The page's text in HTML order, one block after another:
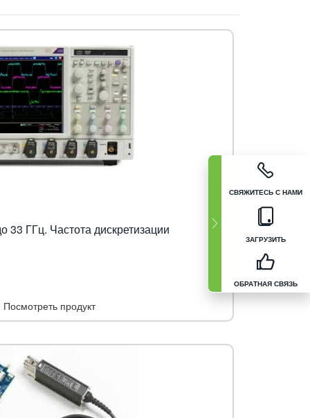
СВЯЖИТЕСЬ С НАМИ
ЗАГРУЗИТЬ
ОБРАТНАЯ СВЯЗЬ
33 ГГц. Частота дискретизации
Посмотреть продукт